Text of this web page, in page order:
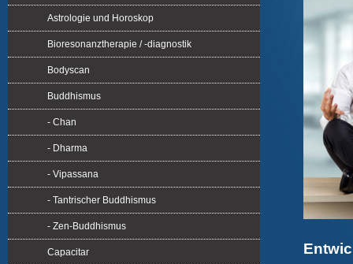
Astrologie und Horoskop
Bioresonanztherapie / -diagnostik
Bodyscan
Buddhismus
- Chan
- Dharma
- Vipassana
- Tantrischer Buddhismus
- Zen-Buddhismus
Capacitar